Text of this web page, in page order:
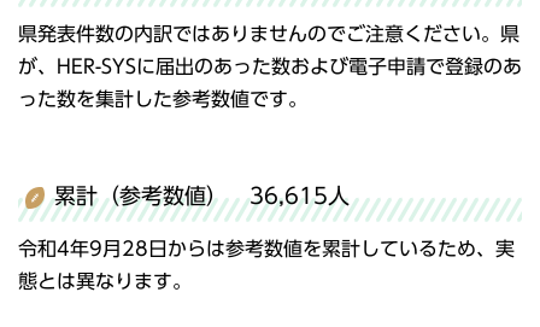
県発表件数の内訳ではありませんのでご注意ください。県
が、HER-SYSに届出のあった数および電子申請で登録のあ
った数を集計した参考数値です。
累計（参考数値） 36,615人
令和4年9月28日からは参考数値を累計しているため、実
態とは異なります。